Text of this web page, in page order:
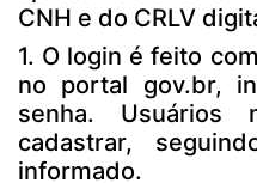
CNH e do CRLV
1. O login é feito
no portal gov.br,
senha. Usuários
cadastrar,
informado.